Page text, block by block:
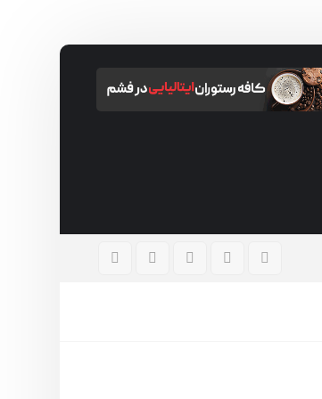
بابل؛ شگفتی گمشده دنیای باستان